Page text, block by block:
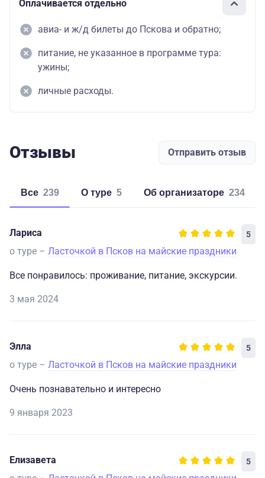
Оплачивается отдельно
авиа- и ж/д билеты до Пскова и обратно;
питание, не указанное в программе тура:
ужины;
личные расходы.
Отзывы Отправить отзыв
Все 239 о туре 5 об организаторе 234
Лариса 5
о туре – Ласточкой в Псков на майские праздники
Все понравилось: проживание, питание, экскурсии.
3 мая 2024
Элла 5
о туре – Ласточкой в Псков на майские праздники
Очень познавательно и интересно
9 января 2023
Елизавета 5